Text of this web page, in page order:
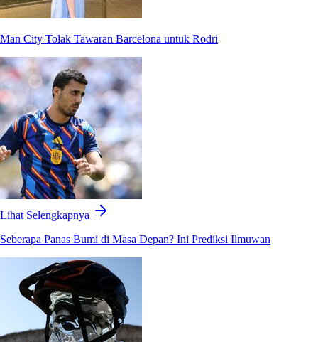
Man City Tolak Tawaran Barcelona untuk Rodri
Lihat Selengkapnya
Seberapa Panas Bumi di Masa Depan? Ini Prediksi Ilmuwan